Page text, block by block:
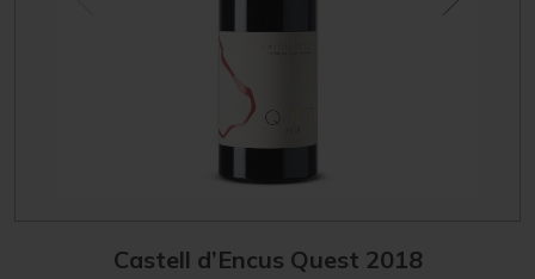
Castell d’Encus Quest 2018